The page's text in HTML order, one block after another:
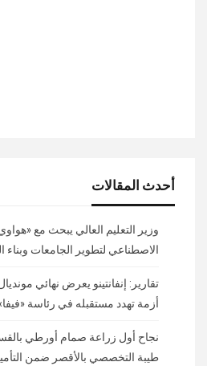
أحدث المقالات
وزير التعليم العالي يبحث مع
الاصطناعي لتطوير الجامعات وبناء
أزمة تهدد مستقبله في رئاسة
طيبة التخصصي بالأقصر ضمن